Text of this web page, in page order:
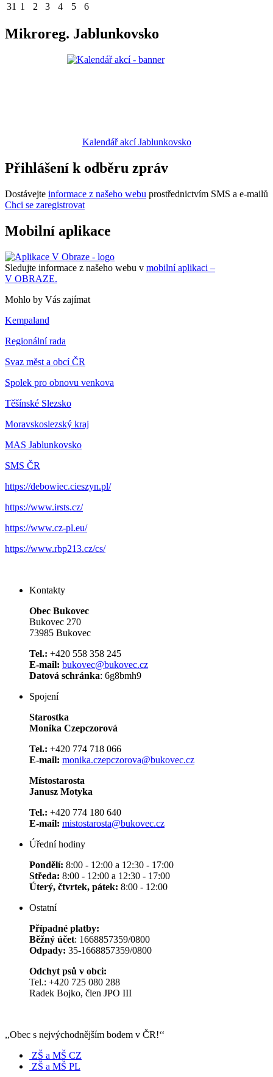
31 1 2 3 4 5 6
Mikroreg. Jablunkovsko
Kalendář akcí Jablunkovsko
Přihlášení k odběru zpráv
Dostávejte informace z našeho webu prostřednictvím SMS a e-mailů
Chci se zaregistrovat
Mobilní aplikace
Sledujte informace z našeho webu v mobilní aplikaci –
V OBRAZE.
Mohlo by Vás zajímat
Kempaland
Regionální rada
Svaz měst a obcí ČR
Spolek pro obnovu venkova
Těšínské Slezsko
Moravskoslezský kraj
MAS Jablunkovsko
SMS ČR
https://debowiec.cieszyn.pl/
https://www.irsts.cz/
https://www.cz-pl.eu/
https://www.rbp213.cz/cs/
Kontakty
Obec Bukovec
Bukovec 270
73985 Bukovec
Tel.: +420 558 358 245
E-mail: bukovec@bukovec.cz
Datová schránka: 6g8bmh9
Spojení
Starostka
Monika Czepczorová
Tel.: +420 774 718 066
E-mail: monika.czepczorova@bukovec.cz
Místostarosta
Janusz Motyka
Tel.: +420 774 180 640
E-mail: mistostarosta@bukovec.cz
Úřední hodiny
Pondělí: 8:00 - 12:00 a 12:30 - 17:00
Středa: 8:00 - 12:00 a 12:30 - 17:00
Úterý, čtvrtek, pátek: 8:00 - 12:00
Ostatní
Případné platby:
Běžný účet: 1668857359/0800
Odpady: 35-1668857359/0800
Odchyt psů v obci:
Tel.: +420 725 080 288
Radek Bojko, člen JPO III
,,Obec s nejvýchodnějším bodem v ČR!‘‘
ZŠ a MŠ CZ
ZŠ a MŠ PL